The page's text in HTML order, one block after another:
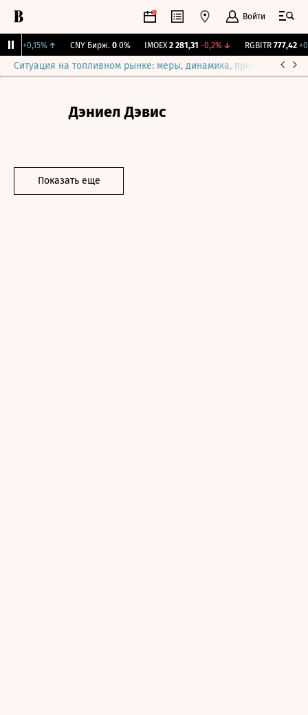
Войти
+0,15%↑ CNY Бирж. 0 0% IMOEX 2 281,31 -0,2%↓ RGBITR 777,42
Ситуация на топливном рынке: меры, динамика, прогнозы
Дэниел Дэвис
Показать еще